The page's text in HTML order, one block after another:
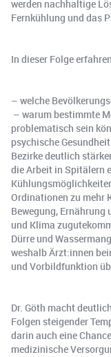
werden nachhaltige
Fernkühlung und das
In dieser Folge
– welche
– warum bestimmte
problematisch sein
psychische
Bezirke deutlich
die Arbeit in Spitälern
Ordinationen zu mehr
Bewegung,
und Klima
Dürre und
weshalb Ärzt:innen
und Vorbildfunktion
Dr. Göth macht
Folgen steigender
darin auch eine
medizinische